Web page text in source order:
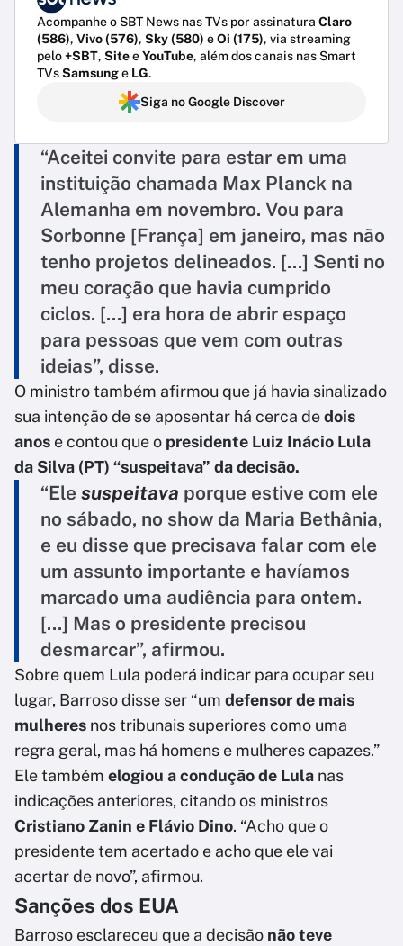
Acompanhe o SBT News nas TVs por assinatura Claro
(586), Vivo (576), Sky (580) eOi (175), via streaming
pelo+SBT, SiteeYouTube, além dos canais nas Smart
TVsSamsunge LG.
Siga no Google Discover
“Aceitei convite para estar em uma
instituição chamada Max Planck na
Alemanha em novembro. Vou para
Sorbonne [França] em janeiro, mas não
tenho projetos delineados. [...] Senti no
meu coração que havia cumprido
ciclos. [...] era hora de abrir espaço
para pessoas que vem com outras
ideias”, disse.
O ministro também afirmou que já havia sinalizado
sua intenção de se aposentar há cerca dedois
anos e contou que o presidente Luiz Inácio Lula
da Silva (PT) “suspeitava” da decisão.
“Ele suspeitava porque estive com ele
no sábado, no show da Maria Bethânia,
e eu disse que precisava falar com ele
um assunto importante e havíamos
marcado uma audiência para ontem.
[...] Mas o presidente precisou
desmarcar”, afirmou.
Sobre quem Lula poderá indicar para ocupar seu
lugar, Barroso disse ser “um defensor de mais
mulheres nos tribunais superiores como uma
regra geral, mas há homens e mulheres capazes.”
Ele também elogiou a condução de Lula nas
indicações anteriores, citando os ministros
Cristiano Zanin e Flávio Dino. “Acho que o
presidente tem acertado e acho que ele vai
acertar de novo”, afirmou.
Sanções dos EUA
Barroso esclareceu que a decisão não teve